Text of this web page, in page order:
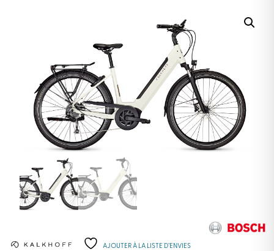
AJOUTER À LA LISTE D’ENVIES